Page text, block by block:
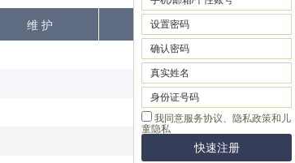
维 护 热 点
[2025-01-21]